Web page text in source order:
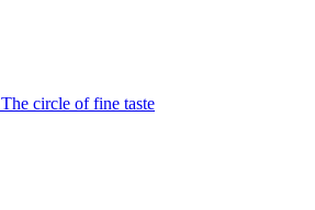
The circle of fine taste